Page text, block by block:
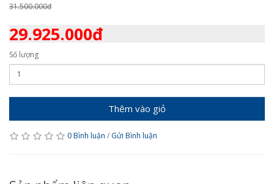
31.500.000đ
29.925.000đ
Số lượng
Thêm vào giỏ
0 Bình luận / Gửi Bình luận